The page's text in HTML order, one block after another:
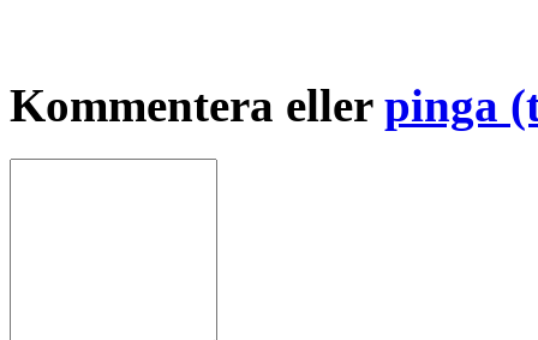
Kommentera eller pinga